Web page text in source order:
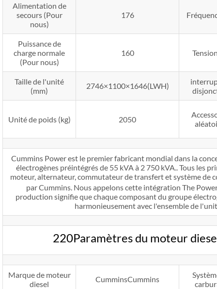
Alimentation de
secours (Pour
nous)
176
Puissance de
charge normale
(Pour nous)
160
Taille de l'unité
(mm)
2746×1100×1646(LWH)
Unité de poids (kg) 2050
Cummins Power est le premier fabricant mondial dans la
électrogènes préintégrés de 55 kVA à 2 750 kVA.. Tous les
moteur, alternateur, commutateur de transfert et système de
par Cummins. Nous appelons cette intégration The
production signifie que chaque composant du groupe
harmonieusement avec l'ensemble de
220Paramètres du moteur
Marque de moteur
diesel
CumminsCummins